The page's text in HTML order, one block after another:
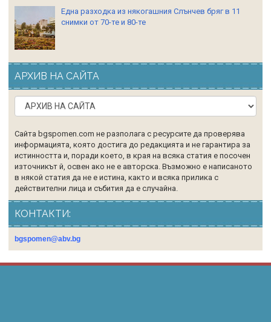
Една разходка из някогашния Слънчев бряг в 11
снимки от 70-те и 80-те
АРХИВ НА САЙТА
Сайта bgspomen.com не разполага с ресурсите да проверява
информацията, която достига до редакцията и не гарантира за
истинността и, поради което, в края на всяка статия е посочен
източникът й, освен ако не е авторска. Възможно е написаното
в някой статия да не е истина, както и всяка прилика с
действителни лица и събития да е случайна.
КОНТАКТИ:
bgspomen@abv.bg